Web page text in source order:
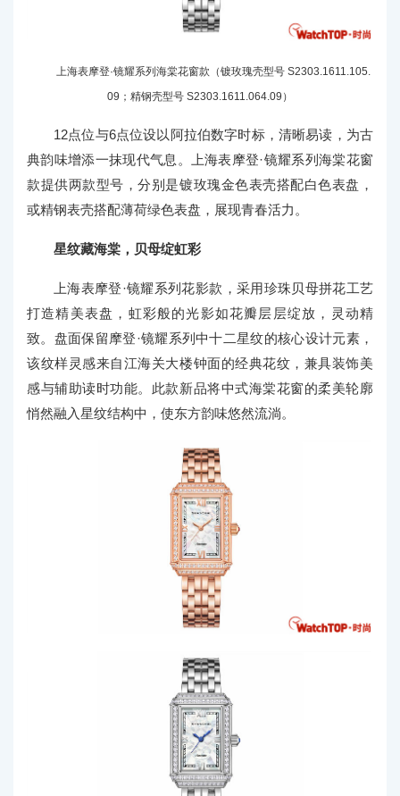
上海表摩登·镜耀系列海棠花窗款（镀玫瑰壳型号 S2303.1611.105.
09；精钢壳型号 S2303.1611.064.09）
12点位与6点位设以阿拉伯数字时标，清晰易读，为古
典韵味增添一抹现代气息。上海表摩登·镜耀系列海棠花窗
款提供两款型号，分别是镀玫瑰金色表壳搭配白色表盘，
或精钢表壳搭配薄荷绿色表盘，展现青春活力。
星纹藏海棠，贝母绽虹彩
上海表摩登·镜耀系列花影款，采用珍珠贝母拼花工艺
打造精美表盘，虹彩般的光影如花瓣层层绽放，灵动精
致。盘面保留摩登·镜耀系列中十二星纹的核心设计元素，
该纹样灵感来自江海关大楼钟面的经典花纹，兼具装饰美
感与辅助读时功能。此款新品将中式海棠花窗的柔美轮廓
悄然融入星纹结构中，使东方韵味悠然流淌。